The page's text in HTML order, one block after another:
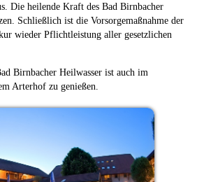
Die heilende Kraft des Bad Birnbacher
Schließlich ist die Vorsorgemaßnahme der
wieder Pflichtleistung aller gesetzlichen
Birnbacher Heilwasser ist auch im
Arterhof zu genießen.